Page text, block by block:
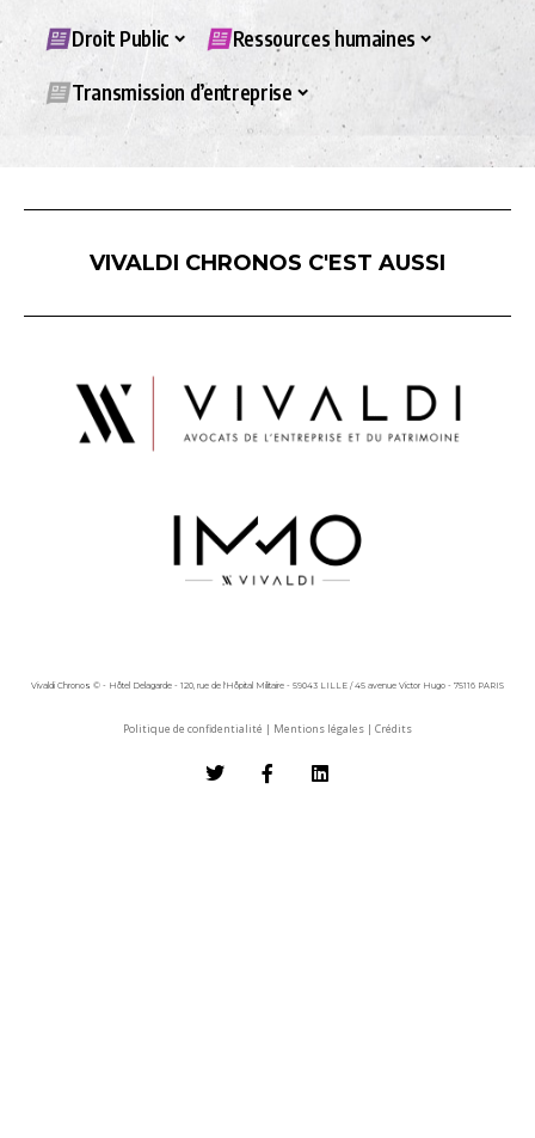
Droit Public Ressources humaines
Transmission d’entreprise
VIVALDI CHRONOS C'EST AUSSI
Vivaldi Chronos © - Hôtel Delagarde - 120, rue de l'Hôpital Militaire - 59043 LILLE / 45 avenue Victor Hugo - 75116 PARIS
Politique de confidentialité | Mentions légales | Crédits